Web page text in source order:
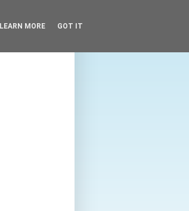
LEARN MORE GOT IT